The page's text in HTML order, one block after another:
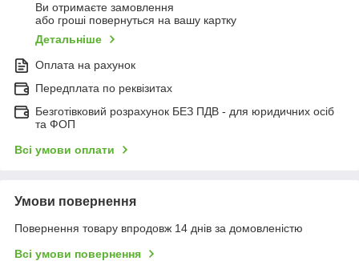
Ви отримаєте замовлення
або гроші повернуться на вашу картку
Детальніше
Оплата на рахунок
Передплата по реквізитах
Безготівковий розрахунок БЕЗ ПДВ - для юридичних осіб
та ФОП
Всі умови оплати
Умови повернення
Повернення товару впродовж 14 днів за домовленістю
Всі умови повернення